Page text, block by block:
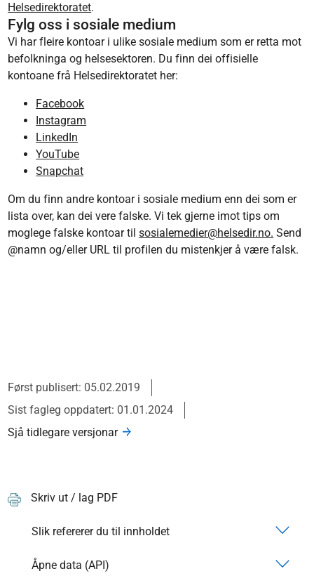
Helsedirektoratet.
Fylg oss i sosiale medium
Vi har fleire kontoar i ulike sosiale medium som er retta mot
befolkninga og helsesektoren. Du finn dei offisielle
kontoane frå Helsedirektoratet her:
Facebook
Instagram
LinkedIn
YouTube
Snapchat
Om du finn andre kontoar i sosiale medium enn dei som er
lista over, kan dei vere falske. Vi tek gjerne imot tips om
moglege falske kontoar tilsosialemedier@helsedir.no. Send
@namn og/eller URL til profilen du mistenkjer å være falsk.
Først publisert: 05.02.2019
Sist fagleg oppdatert: 01.01.2024
Sjå tidlegare versjonar
Skriv ut / lag PDF
Slik refererer du til innholdet
Åpne data (API)